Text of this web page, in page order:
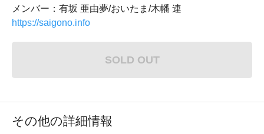
メンバー：有坂 亜由夢/おいたま/木幡 連
https://saigono.info
SOLD OUT
その他の詳細情報